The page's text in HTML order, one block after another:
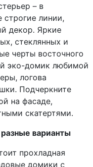
– в
строгие линии,
декор. Яркие
стеклянных и
черты восточного
эко-домик любимой
логова
Подчеркните
на фасаде,
скатертями.
варианты
прохладная
домики с